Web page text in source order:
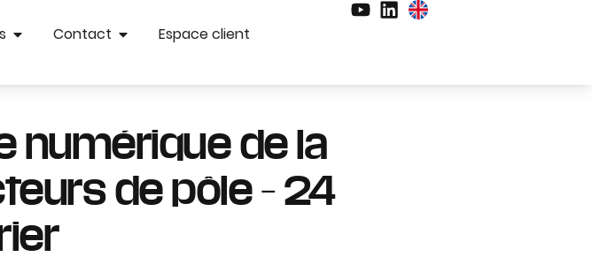
Contact Espace client
numérique de la
de pôle – 24